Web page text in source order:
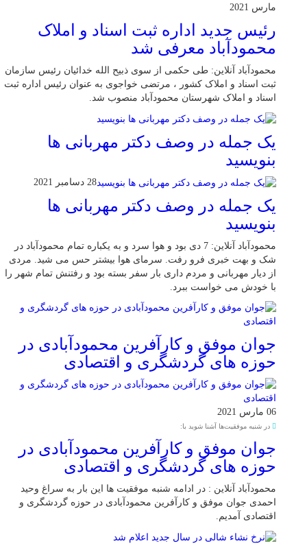
مارس 2021
رئیس جدید اداره ثبت اسناد و املاک
محمودآباد معرفی شد
محمودآباد آنلاین: طی حکمی از سوی ذبیح الله خدائیان رئیس سازمان
ثبت اسناد و املاک کشور ، مرتضی خواجوی به عنوان رئیس اداره ثبت
اسناد و املاک شهرستان محمودآباد منصوب شد.
یک جمله در وصف دکتر مهربانی ها
بنویسید
28 دسامبر 2021
یک جمله در وصف دکتر مهربانی ها
بنویسید
محمودآباد آنلاین: 7 دی بود و هوا سرد و به یکباره تمام محمودآباد در
شک و بهت خبری فرو رفت. سرمای هوا بیشتر حس می شید. مردی
از دیار مهربانی و مردم داری بار سفر بسته بود و رفتنش تمام شهر را
با خودش می خواست ببرد.
جوان موفق و کارآفرین محمودآبادی در
حوزه های گردشگری و اقتصادی
06 مارس 2021
در شنبه موفقیت‌ها آشنا شوید با:
جوان موفق و کارآفرین محمودآبادی در
حوزه های گردشگری و اقتصادی
محمودآباد آنلاین : در ادامه شنبه موفقیت ها این بار به سراغ وحید
احمدی جوان موفق و کارآفرین محمودآبادی در حوزه گردشگری و
اقتصادی آمدیم.